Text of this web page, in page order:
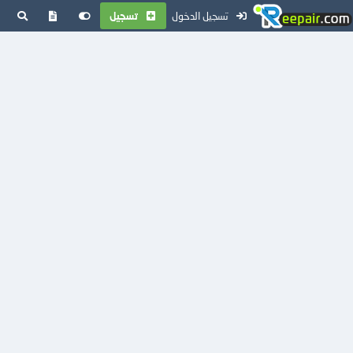
تسجيل الدخول تسجيل